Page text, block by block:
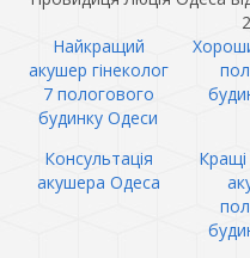
Найкращий
акушер гінеколог
7 пологового
будинку Одеси
Консультація
акушера Одеса
Кращі